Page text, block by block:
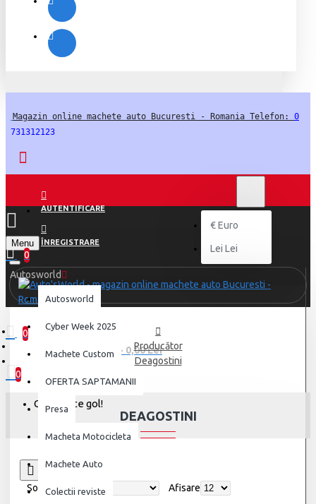
Magazin online machete auto Bucuresti - Romania Telefon: 0
731312123
AUTENTIFICARE
ÎNREGISTRARE
€Euro
Lei Lei
Menu
0
0
0 produs(e) - 0,00 Lei
0
Coșul este gol!
Autosworld
Autosworld
Cyber Week 2025
Machete Custom
OFERTA SAPTAMANII
Presa
Macheta Motocicleta
Machete Auto
Colectii reviste
Producător
Deagostini
DEAGOSTINI
0
Sortare
Afisare